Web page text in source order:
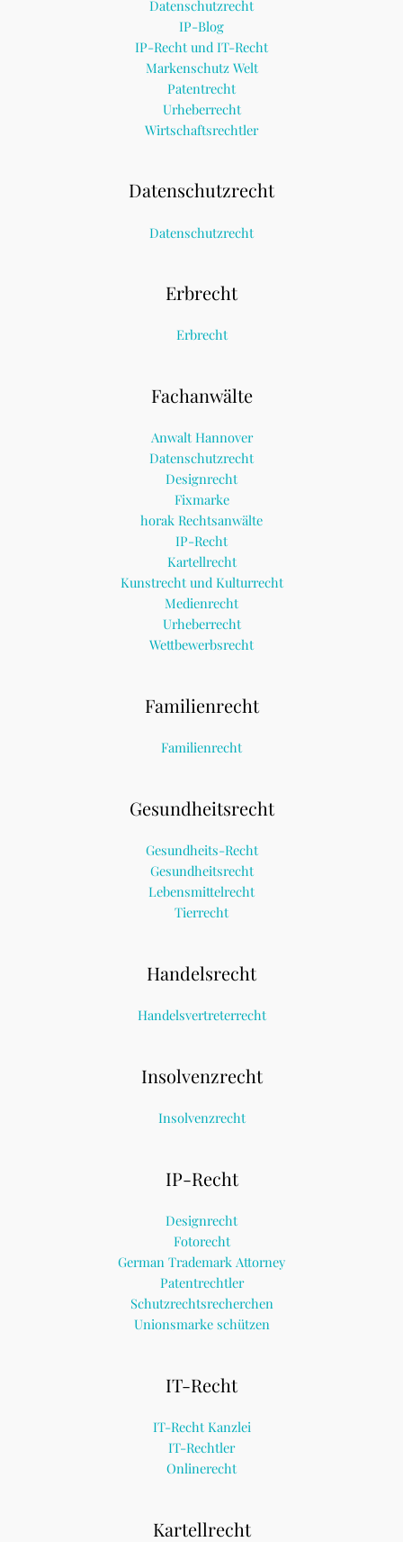
Datenschutzrecht
IP-Blog
IP-Recht und IT-Recht
Markenschutz Welt
Patentrecht
Urheberrecht
Wirtschaftsrechtler
Datenschutzrecht
Datenschutzrecht
Erbrecht
Erbrecht
Fachanwälte
Anwalt Hannover
Datenschutzrecht
Designrecht
Fixmarke
horak Rechtsanwälte
IP-Recht
Kartellrecht
Kunstrecht und Kulturrecht
Medienrecht
Urheberrecht
Wettbewerbsrecht
Familienrecht
Familienrecht
Gesundheitsrecht
Gesundheits-Recht
Gesundheitsrecht
Lebensmittelrecht
Tierrecht
Handelsrecht
Handelsvertreterrecht
Insolvenzrecht
Insolvenzrecht
IP-Recht
Designrecht
Fotorecht
German Trademark Attorney
Patentrechtler
Schutzrechtsrecherchen
Unionsmarke schützen
IT-Recht
IT-Recht Kanzlei
IT-Rechtler
Onlinerecht
Kartellrecht